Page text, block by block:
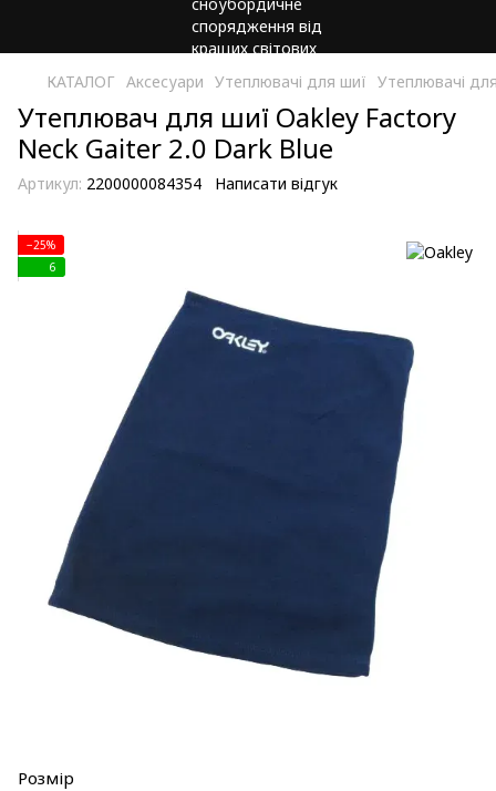
КАТАЛОГ Аксесуари Утеплювачі для шиї Утеплювачі
Утеплювач для шиї Oakley Factory
Neck Gaiter 2.0 Dark Blue
Артикул: 2200000084354 Написати відгук
−25%
6
Розмір